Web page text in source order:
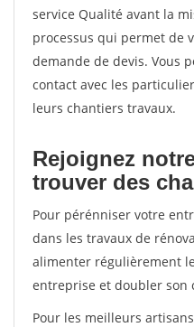
service Qualité avant la
processus qui permet de
demande de devis. Vous
contact avec les
leurs chantiers travaux.
Rejoignez
trouver des
Pour pérénniser votre
dans les travaux de
alimenter régulièrement
entreprise et doubler son
Pour les meilleurs